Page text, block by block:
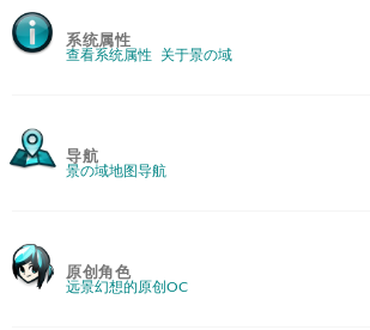
系统属性
查看系统属性 关于景の域
导航
景の域地图导航
原创角色
远景幻想的原创OC